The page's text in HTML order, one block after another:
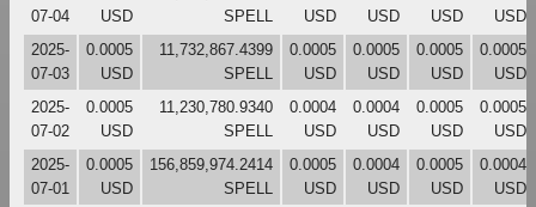
07-04
USD
SPELL
USD
USD
USD
USD
2025-
07-03
0.0005
USD
11,732,867.4399
SPELL
0.0005
USD
0.0005
USD
0.0005
USD
0.0005
USD
2025-
07-02
0.0005
USD
11,230,780.9340
SPELL
0.0004
USD
0.0004
USD
0.0005
USD
0.0005
USD
2025-
07-01
0.0005
USD
156,859,974.2414
SPELL
0.0005
USD
0.0004
USD
0.0005
USD
0.0004
USD